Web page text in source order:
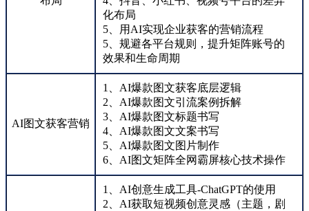
化布局
5、用AI实现企业获客的营销流程
5、规避各平台规则，提升矩阵账号的
效果和生命周期
AI图文获客营销
1、AI爆款图文获客底层逻辑
2、AI爆款图文引流案例拆解
3、AI爆款图文标题书写
4、AI爆款图文文案书写
5、AI爆款图文图片制作
6、AI图文矩阵全网霸屏核心技术操作
1、AI创意生成工具-ChatGPT的使用
2、AI获取短视频创意灵感（主题，剧